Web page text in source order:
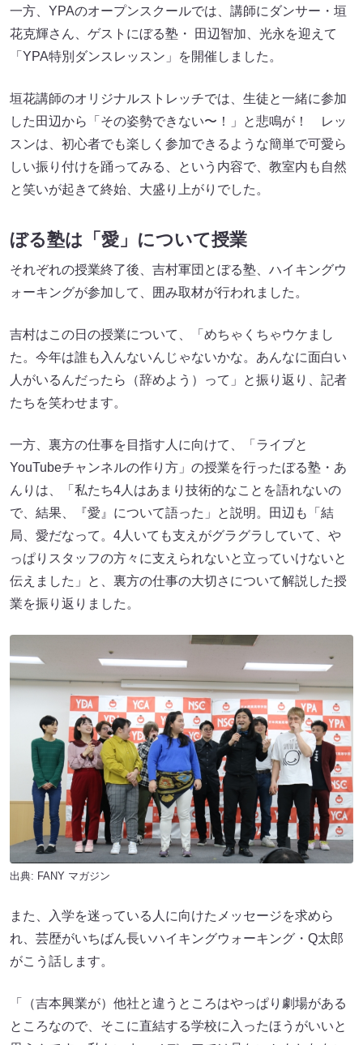
一方、YPAのオープンスクールでは、講師にダンサー・垣
花克輝さん、ゲストにぼる塾・ 田辺智加、光永を迎えて
「YPA特別ダンスレッスン」を開催しました。
垣花講師のオリジナルストレッチでは、生徒と一緒に参加
した田辺から「その姿勢できない〜！」と悲鳴が！ レッ
スンは、初心者でも楽しく参加できるような簡単で可愛ら
しい振り付けを踊ってみる、という内容で、教室内も自然
と笑いが起きて終始、大盛り上がりでした。
ぼる塾は「愛」について授業
それぞれの授業終了後、吉村軍団とぼる塾、ハイキングウ
ォーキングが参加して、囲み取材が行われました。
吉村はこの日の授業について、「めちゃくちゃウケまし
た。今年は誰も入んないんじゃないかな。あんなに面白い
人がいるんだったら（辞めよう）って」と振り返り、記者
たちを笑わせます。
一方、裏方の仕事を目指す人に向けて、「ライブと
YouTubeチャンネルの作り方」の授業を行ったぼる塾・あ
んりは、「私たち4人はあまり技術的なことを語れないの
で、結果、『愛』について語った」と説明。田辺も「結
局、愛だなって。4人いても支えがグラグラしていて、や
っぱりスタッフの方々に支えられないと立っていけないと
伝えました」と、裏方の仕事の大切さについて解説した授
業を振り返りました。
出典: FANY マガジン
また、入学を迷っている人に向けたメッセージを求めら
れ、芸歴がいちばん長いハイキングウォーキング・Q太郎
がこう話します。
「（吉本興業が）他社と違うところはやっぱり劇場がある
ところなので、そこに直結する学校に入ったほうがいいと